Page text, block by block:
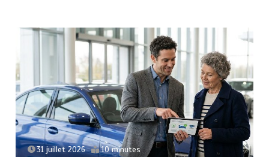
23 juillet 2026 6 minutes